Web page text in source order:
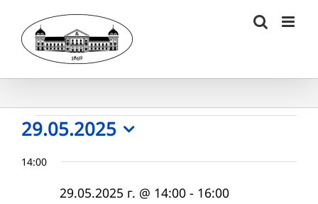
content
Събития
for
29.05.2025
29.05.2025
date.
14:00
29.05.2025 г. @ 14:00 - 16:00